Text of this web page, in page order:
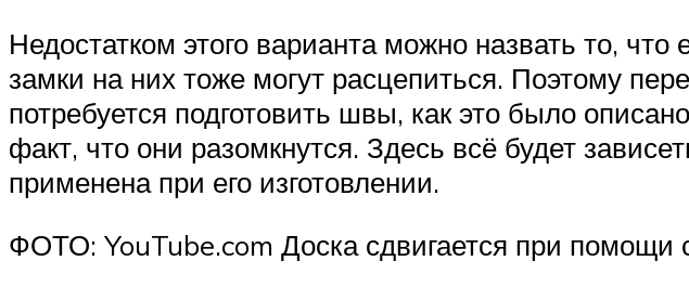
Недостатком этого варианта можно назвать то,
замки на них тоже могут расцепиться. Поэтому
потребуется подготовить швы, как это было
факт, что они разомкнутся. Здесь всё будет
применена при его изготовлении.
ФОТО: YouTube.com Доска сдвигается при помощи